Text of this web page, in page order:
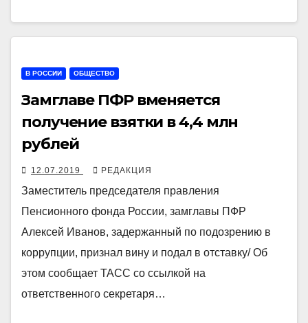
В РОССИИ ОБЩЕСТВО
Замглаве ПФР вменяется
получение взятки в 4,4 млн
рублей
12.07.2019 РЕДАКЦИЯ
Заместитель председателя правления
Пенсионного фонда России, замглавы ПФР
Алексей Иванов, задержанный по подозрению в
коррупции, признал вину и подал в отставку/ Об
этом сообщает ТАСС со ссылкой на
ответственного секретаря…